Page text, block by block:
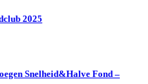
2025
Snelheid&Halve Fond –